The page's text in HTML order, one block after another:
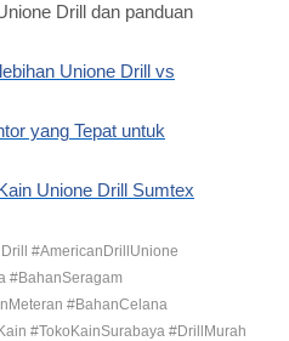
Drill dan panduan
Unione Drill vs
yang Tepat untuk
Unione Drill Sumtex
#AmericanDrillUnione
#BahanSeragam
#BahanCelana
#TokoKainSurabaya #DrillMurah